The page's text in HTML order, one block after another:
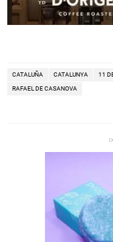
CATALUÑA CATALUNYA 11
RAFAEL DE CASANOVA